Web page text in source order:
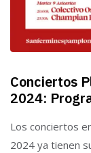
Conciertos
2024:
Los conciertos
2024 ya tienen